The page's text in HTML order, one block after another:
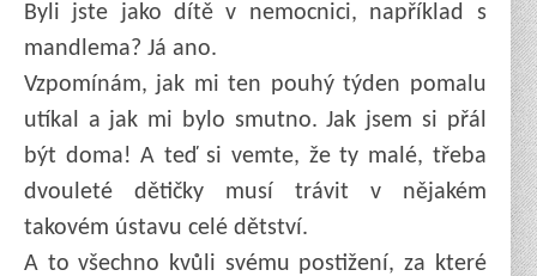
Byli jste jako dítě v nemocnici, například s
mandlema? Já ano.
Vzpomínám, jak mi ten pouhý týden pomalu
utíkal a jak mi bylo smutno. Jak jsem si přál
být doma! A teď si vemte, že ty malé, třeba
dvouleté dětičky musí trávit v nějakém
takovém ústavu celé dětství.
A to všechno kvůli svému postižení, za které